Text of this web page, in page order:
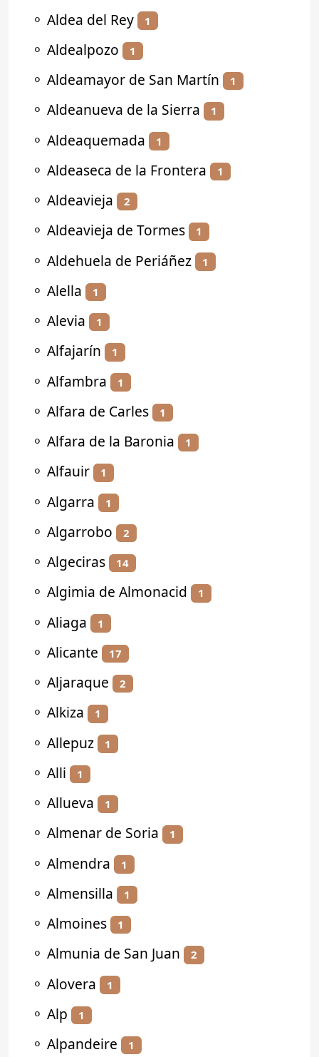
⚬ Aldea del Rey 1
⚬ Aldealpozo 1
⚬ Aldeamayor de San Martín 1
⚬ Aldeanueva de la Sierra 1
⚬ Aldeaquemada 1
⚬ Aldeaseca de la Frontera 1
⚬ Aldeavieja 2
⚬ Aldeavieja de Tormes 1
⚬ Aldehuela de Periáñez 1
⚬ Alella 1
⚬ Alevia 1
⚬ Alfajarín 1
⚬ Alfambra 1
⚬ Alfara de Carles 1
⚬ Alfara de la Baronia 1
⚬ Alfauir 1
⚬ Algarra 1
⚬ Algarrobo 2
⚬ Algeciras 14
⚬ Algimia de Almonacid 1
⚬ Aliaga 1
⚬ Alicante 17
⚬ Aljaraque 2
⚬ Alkiza 1
⚬ Allepuz 1
⚬ Alli 1
⚬ Allueva 1
⚬ Almenar de Soria 1
⚬ Almendra 1
⚬ Almensilla 1
⚬ Almoines 1
⚬ Almunia de San Juan 2
⚬ Alovera 1
⚬ Alp 1
⚬ Alpandeire 1